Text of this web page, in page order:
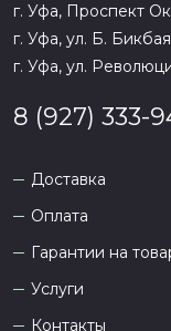
г. Уфа, Проспект
г. Уфа, ул. Б. Бикбая
г. Уфа, ул.
8 (927) 333-
Доставка
Оплата
Гарантии на
Услуги
Контакты